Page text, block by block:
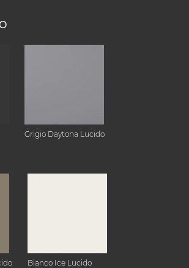
Grigio Daytona Lucido
Bianco Ice Lucido